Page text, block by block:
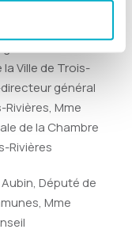
la Ville de Trois-
général
Mme
de la Chambre
Rivières
Député de
Mme